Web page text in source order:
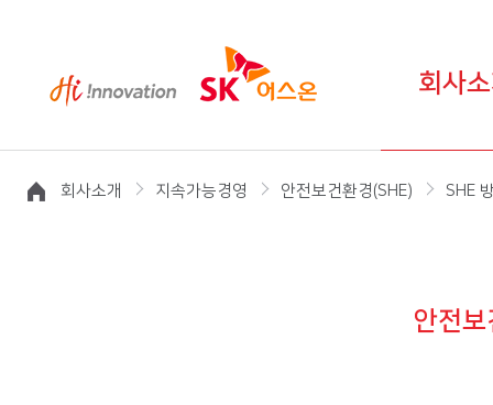
회사
회사소개 지속가능경영 안전보건환경(SHE) SHE
안전